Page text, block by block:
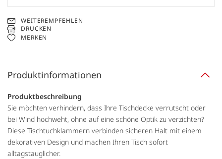
WEITEREMPFEHLEN
DRUCKEN
MERKEN
Produktinformationen
Produktbeschreibung
Sie möchten verhindern, dass Ihre Tischdecke verrutscht oder
bei Wind hochweht, ohne auf eine schöne Optik zu verzichten?
Diese Tischtuchklammern verbinden sicheren Halt mit einem
dekorativen Design und machen Ihren Tisch sofort
alltagstauglicher.